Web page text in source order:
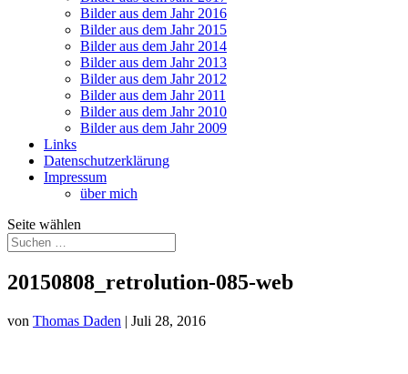
Bilder aus dem Jahr 2016
Bilder aus dem Jahr 2015
Bilder aus dem Jahr 2014
Bilder aus dem Jahr 2013
Bilder aus dem Jahr 2012
Bilder aus dem Jahr 2011
Bilder aus dem Jahr 2010
Bilder aus dem Jahr 2009
Links
Datenschutzerklärung
Impressum
über mich
Seite wählen
20150808_retrolution-085-web
von Thomas Daden | Juli 28, 2016